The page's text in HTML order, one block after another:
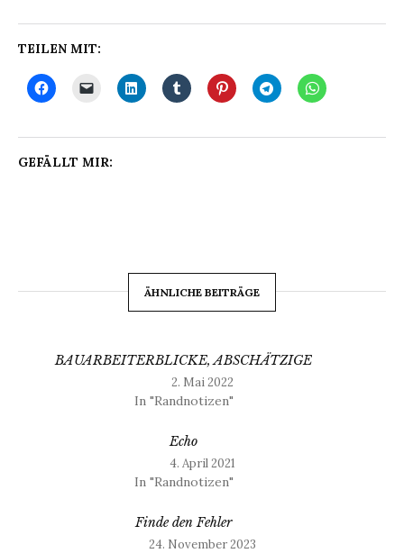
TEILEN MIT:
GEFÄLLT MIR:
ÄHNLICHE BEITRÄGE
BAUARBEITERBLICKE, ABSCHÄTZIGE
2. Mai 2022
In "Randnotizen"
Echo
4. April 2021
In "Randnotizen"
Finde den Fehler
24. November 2023